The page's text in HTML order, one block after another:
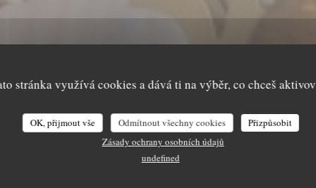
stránka využívá cookies a dává ti na výběr, co chceš
OK, přijmout vše Odmítnout všechny cookies
Přizpůsobit
Zásady ochrany osobních údajů
undefined
DU PRINCE
À
PRINCE
PARIS